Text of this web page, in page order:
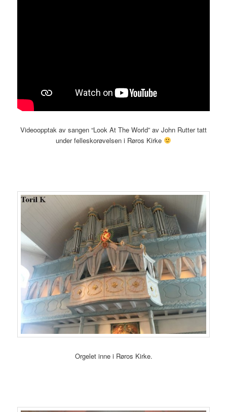
Videoopptak av sangen “Look At The World” av John Rutter tatt
under felleskorøvelsen i Røros Kirke
Orgelet inne i Røros Kirke.